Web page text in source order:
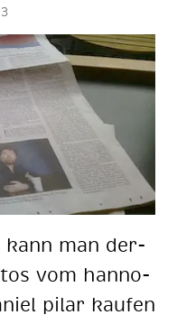
3
kann man der­
vom han­no­
pi­lar kau­fen